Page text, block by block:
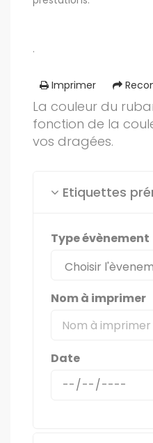
.
Imprimer
La couleur du
fonction de la
vos dragées.
Etiquettes
Type évènement
Nom à imprimer
Date